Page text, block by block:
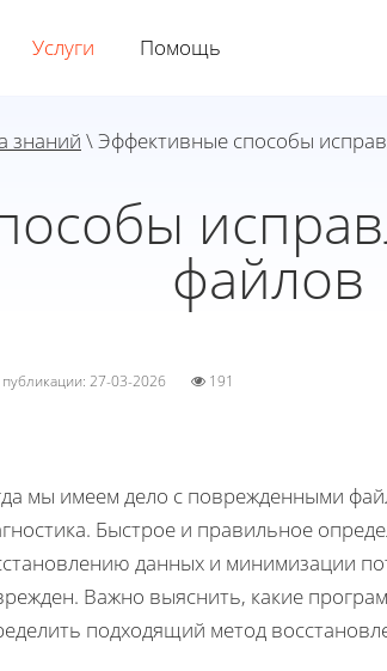
Услуги Помощь
знаний \ Эффективные способы
файлов
публикации: 27-03-2026 191
мы имеем дело с поврежденными
Быстрое и правильное
данных и минимизации
Важно выяснить, какие
подходящий метод